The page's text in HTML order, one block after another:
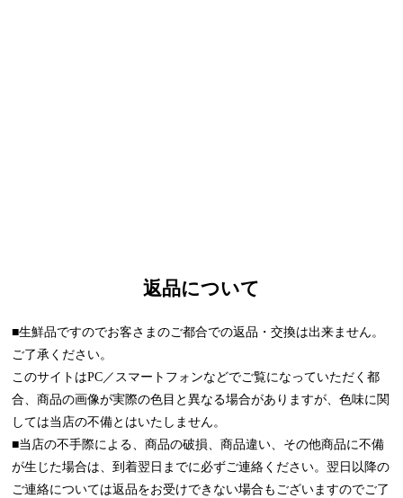
返品について
■生鮮品ですのでお客さまのご都合での返品・交換は出来ません。
ご了承ください。
このサイトはPC／スマートフォンなどでご覧になっていただく都
合、商品の画像が実際の色目と異なる場合がありますが、色味に関
しては当店の不備とはいたしません。
■当店の不手際による、商品の破損、商品違い、その他商品に不備
が生じた場合は、到着翌日までに必ずご連絡ください。翌日以降の
ご連絡については返品をお受けできない場合もございますのでご了